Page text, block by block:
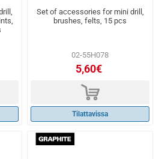
Set of accessories for mini drill,
brushes, felts, 15 pcs
02-55H078
5,60€
d
Tilattavissa